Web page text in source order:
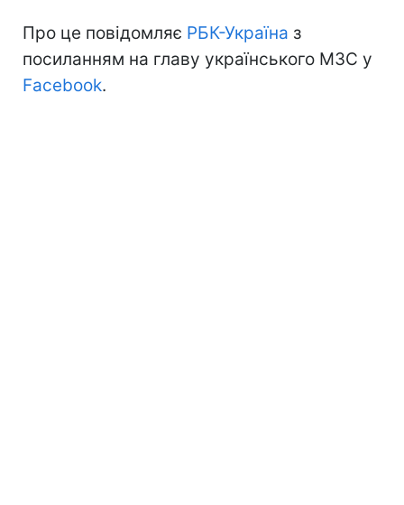
Про це повідомляє РБК-Україна з
посиланням на главу українського МЗС у
Facebook.